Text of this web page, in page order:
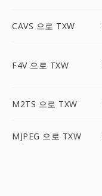
CAVS 으로 TXW
F4V 으로 TXW
M2TS 으로 TXW
MJPEG 으로 TXW